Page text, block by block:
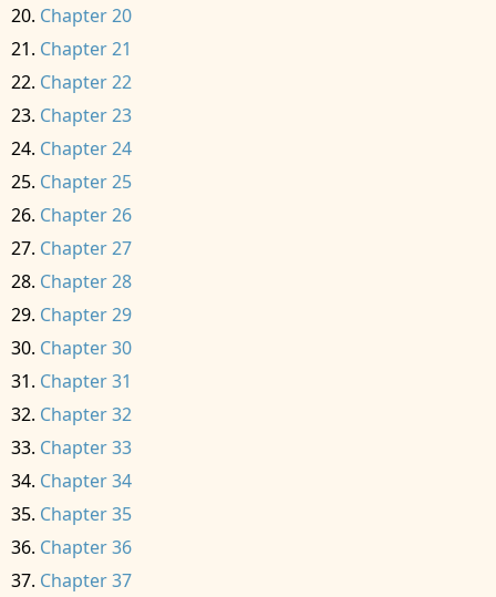
Chapter 20
Chapter 21
Chapter 22
Chapter 23
Chapter 24
Chapter 25
Chapter 26
Chapter 27
Chapter 28
Chapter 29
Chapter 30
Chapter 31
Chapter 32
Chapter 33
Chapter 34
Chapter 35
Chapter 36
Chapter 37